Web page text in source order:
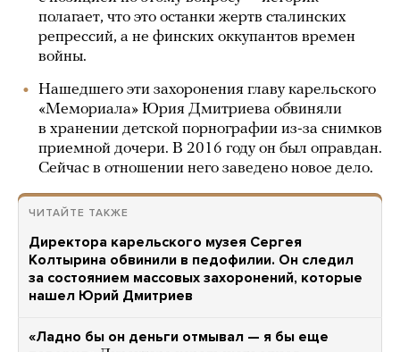
полагает, что это останки жертв сталинских
репрессий, а не финских оккупантов времен
войны.
Нашедшего эти захоронения главу карельского
«Мемориала» Юрия Дмитриева обвиняли
в хранении детской порнографии из-за снимков
приемной дочери. В 2016 году он был оправдан.
Сейчас в отношении него заведено новое дело.
ЧИТАЙТЕ ТАКЖЕ
Директора карельского музея Сергея
Колтырина обвинили в педофилии. Он следил
за состоянием массовых захоронений, которые
нашел Юрий Дмитриев
«Ладно бы он деньги отмывал — я бы еще